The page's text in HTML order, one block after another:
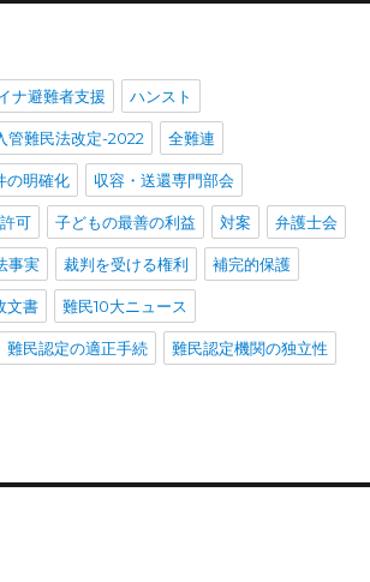
ナ避難者支援 ハンスト
管難民法改定-2022 全難連
の明確化 収容・送還専門部会
可 子どもの最善の利益 対案 弁護士会
事実 裁判を受ける権利 補完的保護
文書 難民10大ニュース
難民認定の適正手続 難民認定機関の独立性